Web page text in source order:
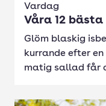
Vardag
Våra 12
Glöm blaskig
kurrande efter
matig sallad får